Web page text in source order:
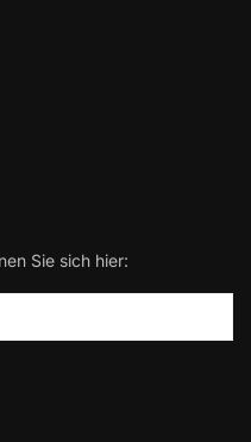
Sie sich hier: